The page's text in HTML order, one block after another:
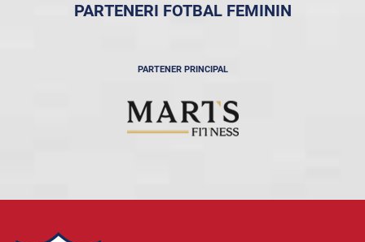
PARTENERI FOTBAL FEMININ
PARTENER PRINCIPAL